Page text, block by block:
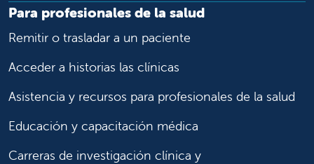
Para profesionales de la salud
Remitir o trasladar a un paciente
Acceder a historias las clínicas
Asistencia y recursos para profesionales de la salud
Educación y capacitación médica
Carreras de investigación clínica y